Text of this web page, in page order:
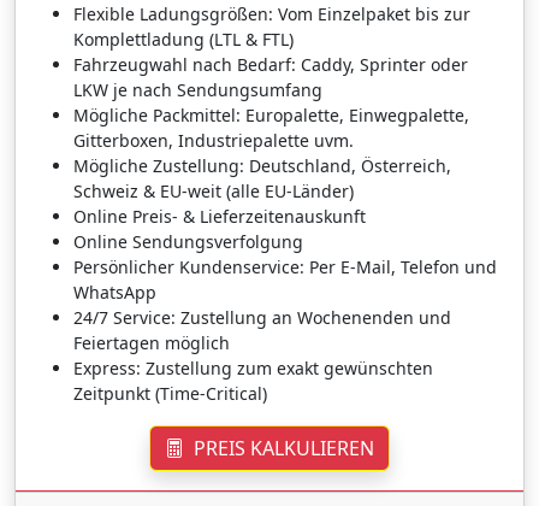
Flexible Ladungsgrößen: Vom Einzelpaket bis zur
Komplettladung (LTL & FTL)
Fahrzeugwahl nach Bedarf: Caddy, Sprinter oder
LKW je nach Sendungsumfang
Mögliche Packmittel: Europalette, Einwegpalette,
Gitterboxen, Industriepalette uvm.
Mögliche Zustellung: Deutschland, Österreich,
Schweiz & EU-weit (alle EU-Länder)
Online Preis- & Lieferzeitenauskunft
Online Sendungsverfolgung
Persönlicher Kundenservice: Per E-Mail, Telefon und
WhatsApp
24/7 Service: Zustellung an Wochenenden und
Feiertagen möglich
Express: Zustellung zum exakt gewünschten
Zeitpunkt (Time-Critical)
PREIS KALKULIEREN